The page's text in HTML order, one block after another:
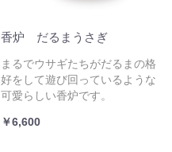
香炉 だるまうさぎ
まるでウサギたちがだるまの格
好をして遊び回っているような
可愛らしい香炉です。
￥6,600